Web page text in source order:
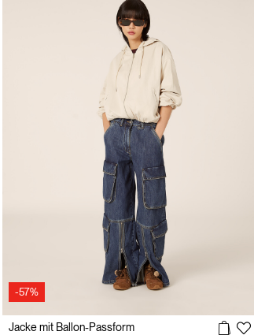
-57%
Jacke mit Ballon-Passform